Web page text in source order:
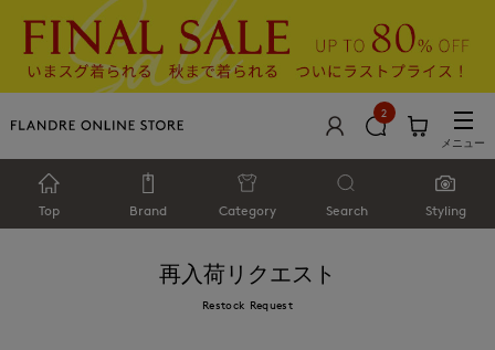
2
メニュー
Top Brand Category Search Styling
再入荷リクエスト
Restock Request